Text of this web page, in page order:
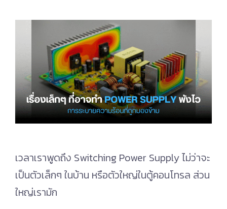
เวลาเราพูดถึง Switching Power Supply ไม่ว่าจะ
เป็นตัวเล็กๆ ในบ้าน หรือตัวใหญ่ในตู้คอนโทรล ส่วน
ใหญ่เรามัก